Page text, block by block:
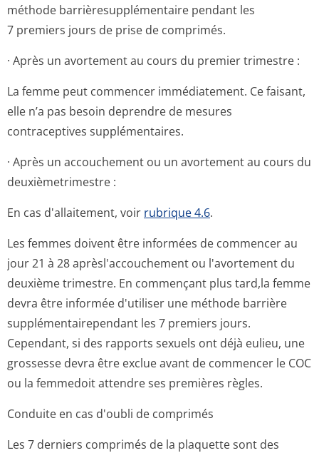
méthode barrièresupplé­mentaire pendant les
7 premiers jours de prise de comprimés.
· Après un avortement au cours du premier trimestre :
La femme peut commencer immédiatement. Ce faisant,
elle n’a pas besoin deprendre de mesures
contraceptives supplémentaires.
· Après un accouchement ou un avortement au cours du
deuxièmetrimestre :
En cas d'allaitement, voir rubrique 4.6.
Les femmes doivent être informées de commencer au
jour 21 à 28 aprèsl'accou­chement ou l'avortement du
deuxième trimestre. En commençant plus tard,la femme
devra être informée d'utiliser une méthode barrière
supplémentaire­pendant les 7 premiers jours.
Cependant, si des rapports sexuels ont déjà eulieu, une
grossesse devra être exclue avant de commencer le COC
ou la femmedoit attendre ses premières règles.
Conduite en cas d'oubli de comprimés
Les 7 derniers comprimés de la plaquette sont des